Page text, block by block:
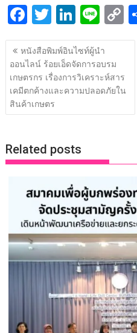
b
o
o
k
er e
dI
n
y
Li
k
F
ac
e
b
o
o
T
w
itt
er
Li
n
k
e
dI
n
Li
n
e
C
o
y
Li
n
แนะแนว
เรื่อง
หนังสือพิมพ์อินไซท์ผู้นำ
ออนไลน์ ร้อยเอ็ดจัดการอบรม
เกษตรกร เรื่องการวิเคราะห์สาร
เคมีตกค้างและความปลอดภัยใน
สินค้าเกษตร
Related posts